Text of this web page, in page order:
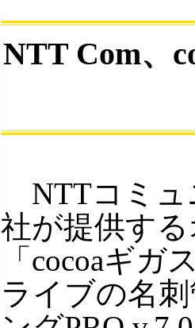
NTT Com、
NTTコミュ
社が提供す
「cocoaギ
ライブの名